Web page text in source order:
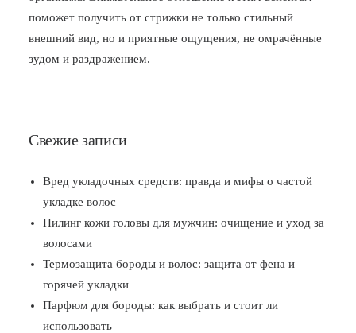
поможет получить от стрижки не только стильный
внешний вид, но и приятные ощущения, не омрачённые
зудом и раздражением.
Свежие записи
Вред укладочных средств: правда и мифы о частой
укладке волос
Пилинг кожи головы для мужчин: очищение и уход за
волосами
Термозащита бороды и волос: защита от фена и
горячей укладки
Парфюм для бороды: как выбрать и стоит ли
использовать